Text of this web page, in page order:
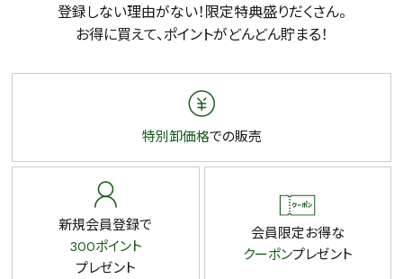
登録しない理由がない！限定特典盛りだくさん。
お得に買えて、ポイントがどんどん貯まる！
特別卸価格での販売
新規会員登録で
300ポイント
プレゼント
会員限定お得な
クーポンプレゼント